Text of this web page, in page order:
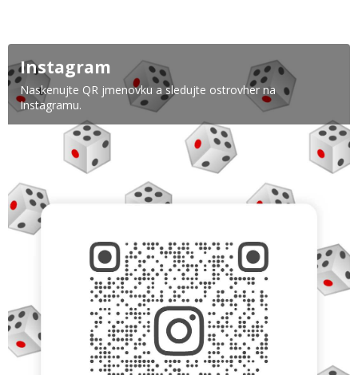
Instagram
Naskenujte QR jmenovku a sledujte ostrovher na
Instagramu.